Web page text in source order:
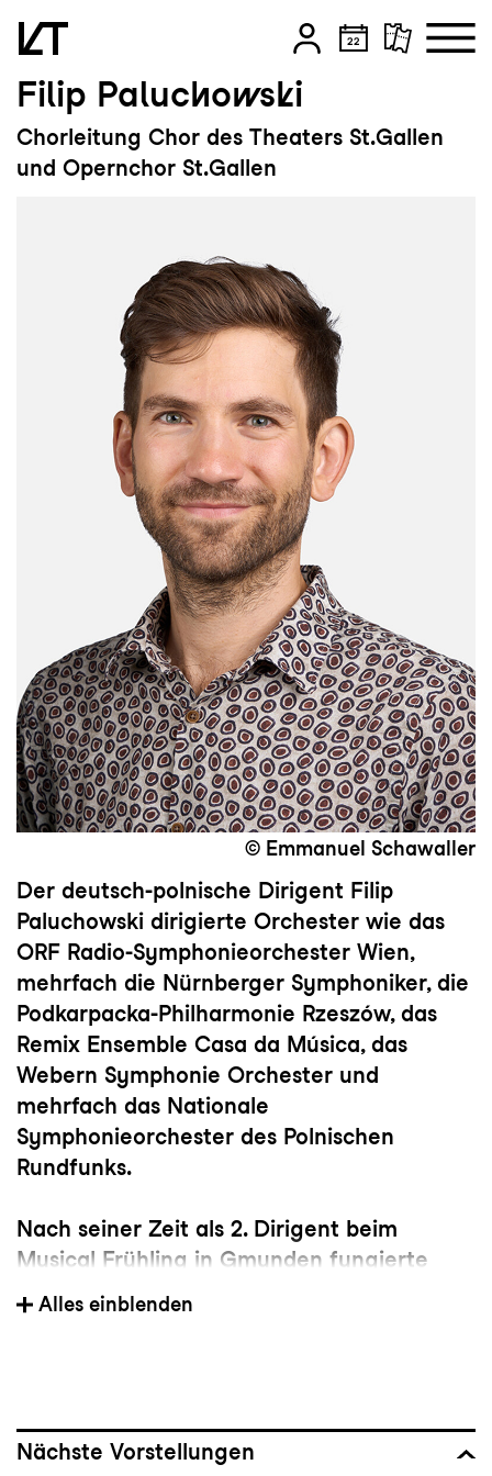
Zum Hauptinhalt springen
Zum Footer springen
Filip Paluchowski
Chorleitung Chor des Theaters St.Gallen
und Opernchor St.Gallen
© Emmanuel Schawaller
Der deutsch-polnische Dirigent Filip
Paluchowski dirigierte Orchester wie das
ORF Radio-Symphonieorchester Wien,
mehrfach die Nürnberger Symphoniker, die
Podkarpacka-Philharmonie Rzeszów, das
Remix Ensemble Casa da Música, das
Webern Symphonie Orchester und
mehrfach das Nationale
Symphonieorchester des Polnischen
Rundfunks.
Nach seiner Zeit als 2. Dirigent beim
Musical Frühling in Gmunden fungierte
Filip Paluchowski 2023 als Assistent von
Rubén Dubrovsky am Staatstheater am
Von 2015 bis 2020 war er Chefdirigent und
Alles einblenden
Nächste Vorstellungen